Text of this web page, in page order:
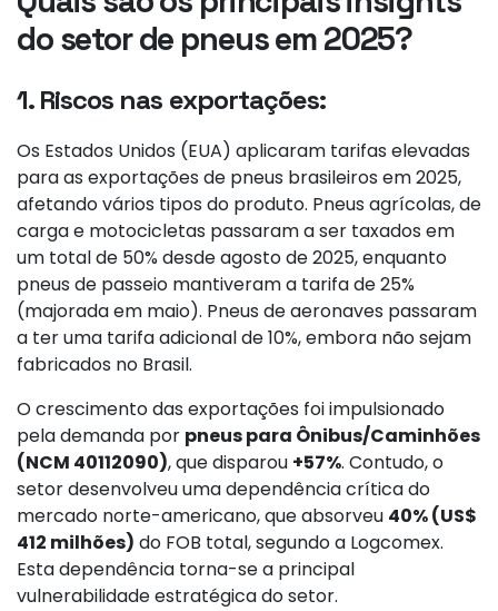
do setor de pneus em 2025?
1. Riscos nas exportações:
Os Estados Unidos (EUA) aplicaram tarifas elevadas
para as exportações de pneus brasileiros em 2025,
afetando vários tipos do produto. Pneus agrícolas, de
carga e motocicletas passaram a ser taxados em
um total de 50% desde agosto de 2025, enquanto
pneus de passeio mantiveram a tarifa de 25%
(majorada em maio). Pneus de aeronaves passaram
a ter uma tarifa adicional de 10%, embora não sejam
fabricados no Brasil.
O crescimento das exportações foi impulsionado
pela demanda por pneus para Ônibus/Caminhões
(NCM 40112090), que disparou +57%. Contudo, o
setor desenvolveu uma dependência crítica do
mercado norte-americano, que absorveu 40% (US$
412 milhões) do FOB total, segundo a Logcomex.
Esta dependência torna-se a principal
vulnerabilidade estratégica do setor.